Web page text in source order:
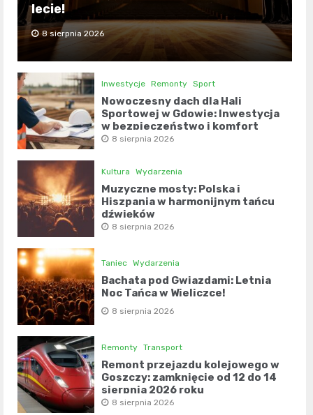
lecie!
8 sierpnia 2026
Inwestycje Remonty Sport
Nowoczesny dach dla Hali
Sportowej w Gdowie: Inwestycja
w bezpieczeństwo i komfort
8 sierpnia 2026
Kultura Wydarzenia
Muzyczne mosty: Polska i
Hiszpania w harmonijnym tańcu
dźwięków
8 sierpnia 2026
Taniec Wydarzenia
Bachata pod Gwiazdami: Letnia
Noc Tańca w Wieliczce!
8 sierpnia 2026
Remonty Transport
Remont przejazdu kolejowego w
Goszczy: zamknięcie od 12 do 14
sierpnia 2026 roku
8 sierpnia 2026